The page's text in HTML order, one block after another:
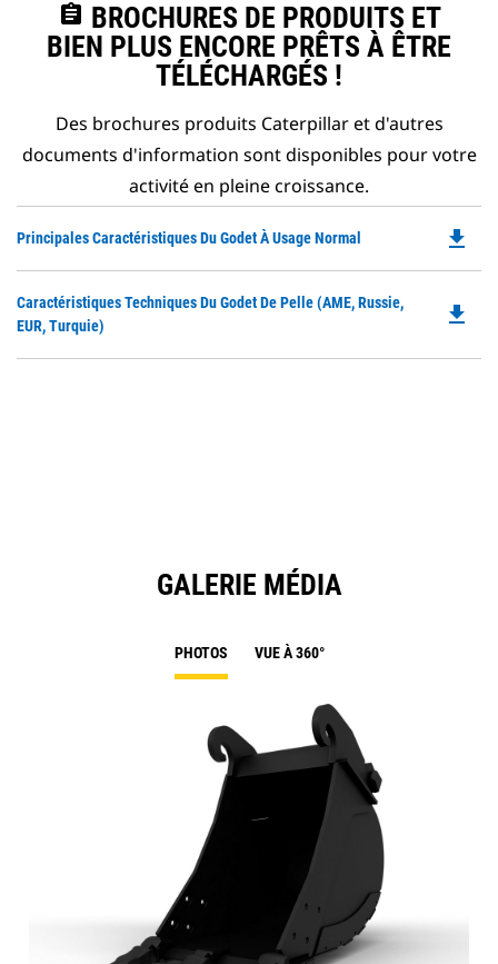
assignment BROCHURES DE PRODUITS ET
BIEN PLUS ENCORE PRÊTS À ÊTRE
TÉLÉCHARGÉS !
Des brochures produits Caterpillar et d'autres
documents d'information sont disponibles pour votre
activité en pleine croissance.
Principales Caractéristiques Du Godet À Usage Normal file_download
Caractéristiques Techniques Du Godet De Pelle (AME, Russie,
EUR, Turquie)
file_download
GALERIE MÉDIA
PHOTOS VUE À 360°